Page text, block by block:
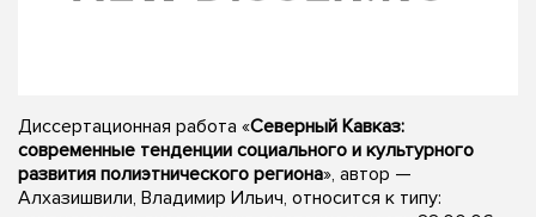
Диссертационная работа «Северный Кавказ:
современные тенденции социального и культурного
развития полиэтнического региона», автор —
Алхазишвили, Владимир Ильич, относится к типу: